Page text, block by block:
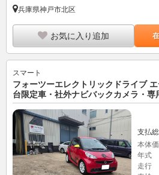
兵庫県神戸市北区
お気に入り追加
スマート
フォーツーエレクトリックドライブ
台限定車・社外ナビバックカメラ・専
支払
本体
年式
走行